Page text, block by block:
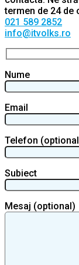
termen de 24 de
021 589 2852
info@itvolks.ro
Nume
Email
Telefon
Subiect
Mesaj (optional)